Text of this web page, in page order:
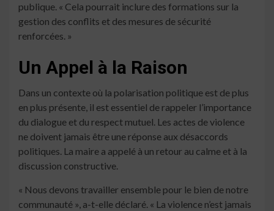
publique. « Cela pourrait inclure des formations sur la
gestion des conflits et des mesures de sécurité
renforcées. »
Un Appel à la Raison
Dans un contexte où la polarisation politique est de plus
en plus présente, il est essentiel de rappeler l’importance
du dialogue et du respect mutuel. Les actes de violence
ne doivent jamais être une réponse aux désaccords
politiques. La maire a appelé à un retour au calme et à la
discussion constructive.
« Nous devons travailler ensemble pour le bien de notre
communauté », a-t-elle déclaré. « La violence n’est jamais